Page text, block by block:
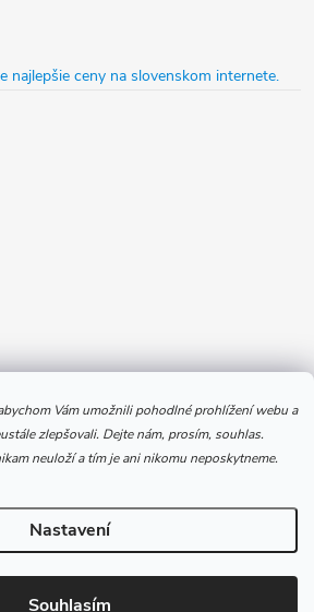
Vám umožnili pohodlné prohlížení webu a
zlepšovali. Dejte nám, prosím, souhlas.
neuloží a tím je ani nikomu neposkytneme.
Nastavení
Souhlasím
| svářecí technika a vybavení
. Všechna práva vyhrazena.